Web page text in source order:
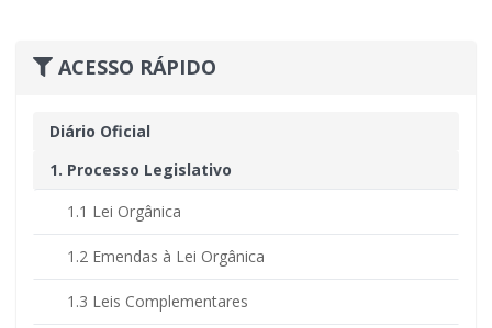
ACESSO RÁPIDO
Diário Oficial
1. Processo Legislativo
1.1 Lei Orgânica
1.2 Emendas à Lei Orgânica
1.3 Leis Complementares